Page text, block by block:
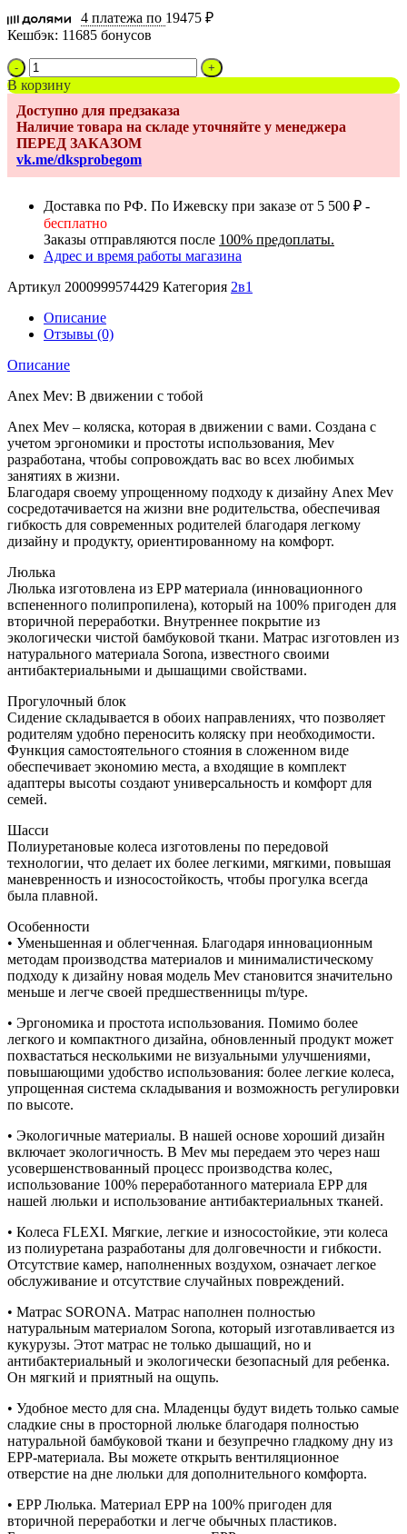
4 платежа по 19475 ₽
Кешбэк: 11685 бонусов
Количество
товара
Коляска
2в1
Anex
Mev,
Kite
(mo-
В корзину
Доступно для предзаказа
Наличие товара на складе уточняйте у менеджера
ПЕРЕД ЗАКАЗОМ
vk.me/dksprobegom
Доставка по РФ. По Ижевску при заказе от 5 500 ₽ -
бесплатно
Заказы отправляются после 100% предоплаты.
Адрес и время работы магазина
Артикул 2000999574429 Категория 2в1
Описание
Отзывы (0)
Описание
Anex Mev: В движении с тобой
Anex Mev – коляска, которая в движении с вами. Создана с
учетом эргономики и простоты использования, Mev
разработана, чтобы сопровождать вас во всех любимых
занятиях в жизни.
Благодаря своему упрощенному подходу к дизайну Anex Mev
сосредотачивается на жизни вне родительства, обеспечивая
гибкость для современных родителей благодаря легкому
дизайну и продукту, ориентированному на комфорт.
Люлька
Люлька изготовлена из EPP материала (инновационного
вспененного полипропилена), который на 100% пригоден для
вторичной переработки. Внутреннее покрытие из
экологически чистой бамбуковой ткани. Матрас изготовлен из
натурального материала Sorona, известного своими
антибактериальными и дышащими свойствами.
Прогулочный блок
Сидение складывается в обоих направлениях, что позволяет
родителям удобно переносить коляску при необходимости.
Функция самостоятельного стояния в сложенном виде
обеспечивает экономию места, а входящие в комплект
адаптеры высоты создают универсальность и комфорт для
семей.
Шасси
Полиуретановые колеса изготовлены по передовой
технологии, что делает их более легкими, мягкими, повышая
маневренность и износостойкость, чтобы прогулка всегда
была плавной.
Особенности
• Уменьшенная и облегченная. Благодаря инновационным
методам производства материалов и минималистическому
подходу к дизайну новая модель Mev становится значительно
меньше и легче своей предшественницы m/type.
• Эргономика и простота использования. Помимо более
легкого и компактного дизайна, обновленный продукт может
похвастаться несколькими не визуальными улучшениями,
повышающими удобство использования: более легкие колеса,
упрощенная система складывания и возможность регулировки
по высоте.
• Экологичные материалы. В нашей основе хороший дизайн
включает экологичность. В Mev мы передаем это через наш
усовершенствованный процесс производства колес,
использование 100% переработанного материала EPP для
нашей люльки и использование антибактериальных тканей.
• Колеса FLEXI. Мягкие, легкие и износостойкие, эти колеса
из полиуретана разработаны для долговечности и гибкости.
Отсутствие камер, наполненных воздухом, означает легкое
обслуживание и отсутствие случайных повреждений.
• Матрас SORONA. Матрас наполнен полностью
натуральным материалом Sorona, который изготавливается из
кукурузы. Этот матрас не только дышащий, но и
антибактериальный и экологически безопасный для ребенка.
Он мягкий и приятный на ощупь.
• Удобное место для сна. Младенцы будут видеть только самые
сладкие сны в просторной люльке благодаря полностью
натуральной бамбуковой ткани и безупречно гладкому дну из
EPP-материала. Вы можете открыть вентиляционное
отверстие на дне люльки для дополнительного комфорта.
• EPP Люлька. Материал EPP на 100% пригоден для
вторичной переработки и легче обычных пластиков.